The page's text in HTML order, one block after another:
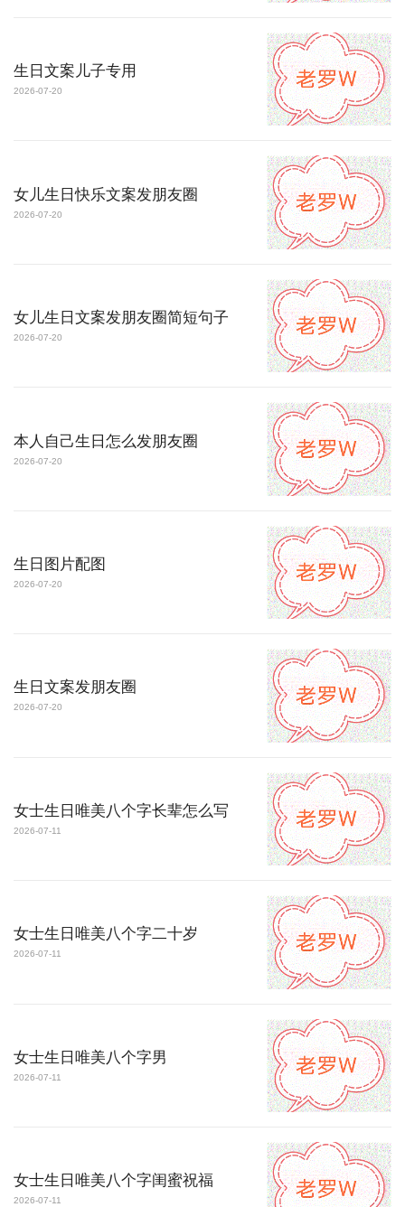
生日文案儿子专用
2026-07-20
女儿生日快乐文案发朋友圈
2026-07-20
女儿生日文案发朋友圈简短句子
2026-07-20
本人自己生日怎么发朋友圈
2026-07-20
生日图片配图
2026-07-20
生日文案发朋友圈
2026-07-20
女士生日唯美八个字长辈怎么写
2026-07-11
女士生日唯美八个字二十岁
2026-07-11
女士生日唯美八个字男
2026-07-11
女士生日唯美八个字闺蜜祝福
2026-07-11